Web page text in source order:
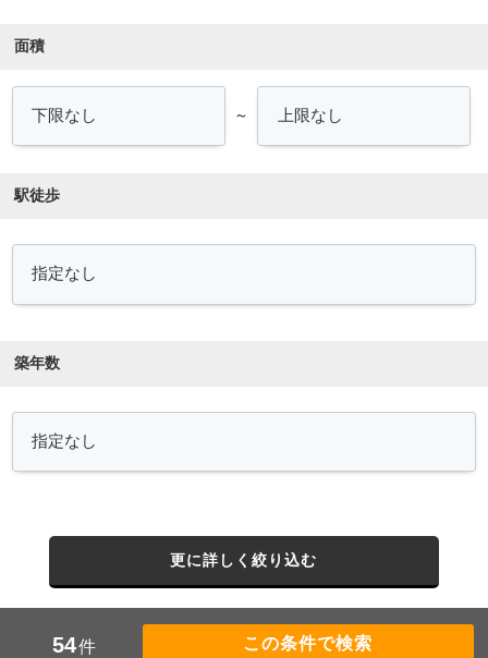
面積
～
駅徒歩
築年数
更に詳しく絞り込む
54件